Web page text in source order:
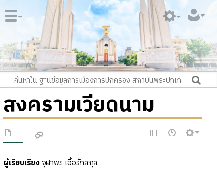
สงครามเวียดนาม
ผู้เรียบเรียงจุฬาพร เอื้อรักสกุล